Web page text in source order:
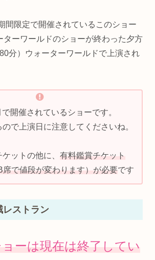
間限定で開催されているこのショー
ターワールドのショーが終わった夕方
分）ウォーターワールドで上演され
開催されているショーです。
で上演日に注意してくださいね。
ットの他に、有料鑑賞チケット
席で値段が変わります）が必要です
レストラン
ーは現在は終了してい